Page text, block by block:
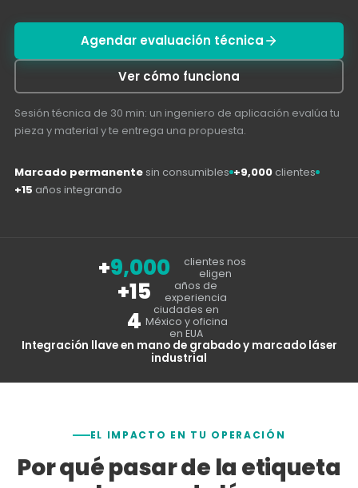
Agendar evaluación técnica
Ver cómo funciona
Sesión técnica de 30 min: un ingeniero de aplicación evalúa tu
pieza y material y te entrega una propuesta.
Marcado permanente sin consumibles +9,000 clientes
+15 años integrando
+9,000
clientes nos
eligen
+15
años de
experiencia
4
ciudades en
México y oficina
en EUA
Integración llave en mano de grabado y marcado láser
industrial
EL IMPACTO EN TU OPERACIÓN
Por qué pasar de la etiqueta